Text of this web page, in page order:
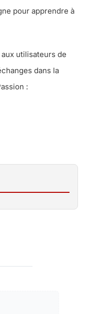
pour apprendre à
utilisateurs de
dans la
: